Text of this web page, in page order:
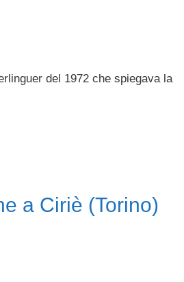
del 1972 che spiegava la
a Ciriè (Torino)